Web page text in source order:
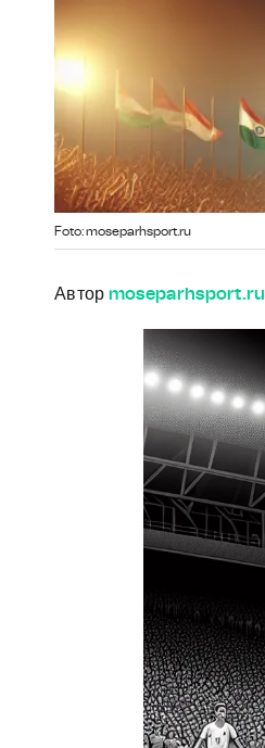
Foto: moseparhsport.ru
Автор moseparhsport.ru